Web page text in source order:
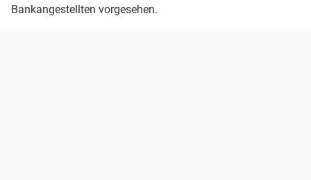
Bankangestellten vorgesehen.